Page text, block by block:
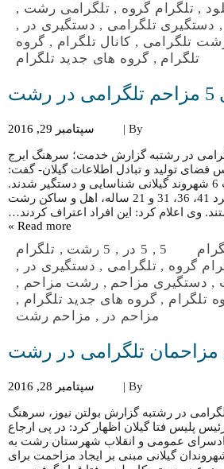
, تلگرام گروه, تلگرامی رشت,
دستگیری تلگرامی, دستگیری در,
تلگرامی, کانال تلگرام, گروه
تلگرام , گروه های جدید تلگرام
By | سپتامبر 29, 2016
تلگرامی در رشتبه گزارش خدمت؛ سرهنگ ایرج
تولید و تبادل اطلاعات گیلان- گفت:
این افراد با شکایت 6 شهروند گیلانی شناسایی و دستگیر شدند.
محمدخانی افزود: این 5 مرد 41، 36، 31 و 21 ساله، اهل و ساکن رشت
وی اعلام کرد: این افراد اعتراف کردند…
Read more »
, 5 در , 5 رشت , تلگرام
گروه, تلگرامی, دستگیری در,
دستگیری مزاحم, رشت مزاحم,
تلگرام , گروه های جدید تلگرام,
مزاحم در, مزاحم رشت
تلگرامی در رشت
By | سپتامبر 28, 2016
در رشتبه گزارش بولتن نیوز، سرهنگ
پلیس فتا گیلان اظهار کرد: در پی ارجاع
عمومی و انقلاب شهرستان رشت به
گیلانی مبنی بر ایجاد مزاحمت برای